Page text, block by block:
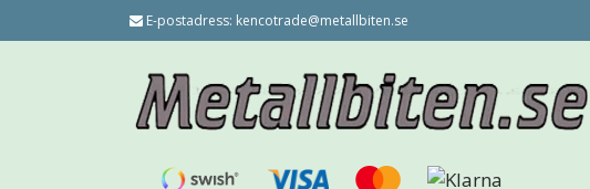
E-postadress: kencotrade@metallbiten.se